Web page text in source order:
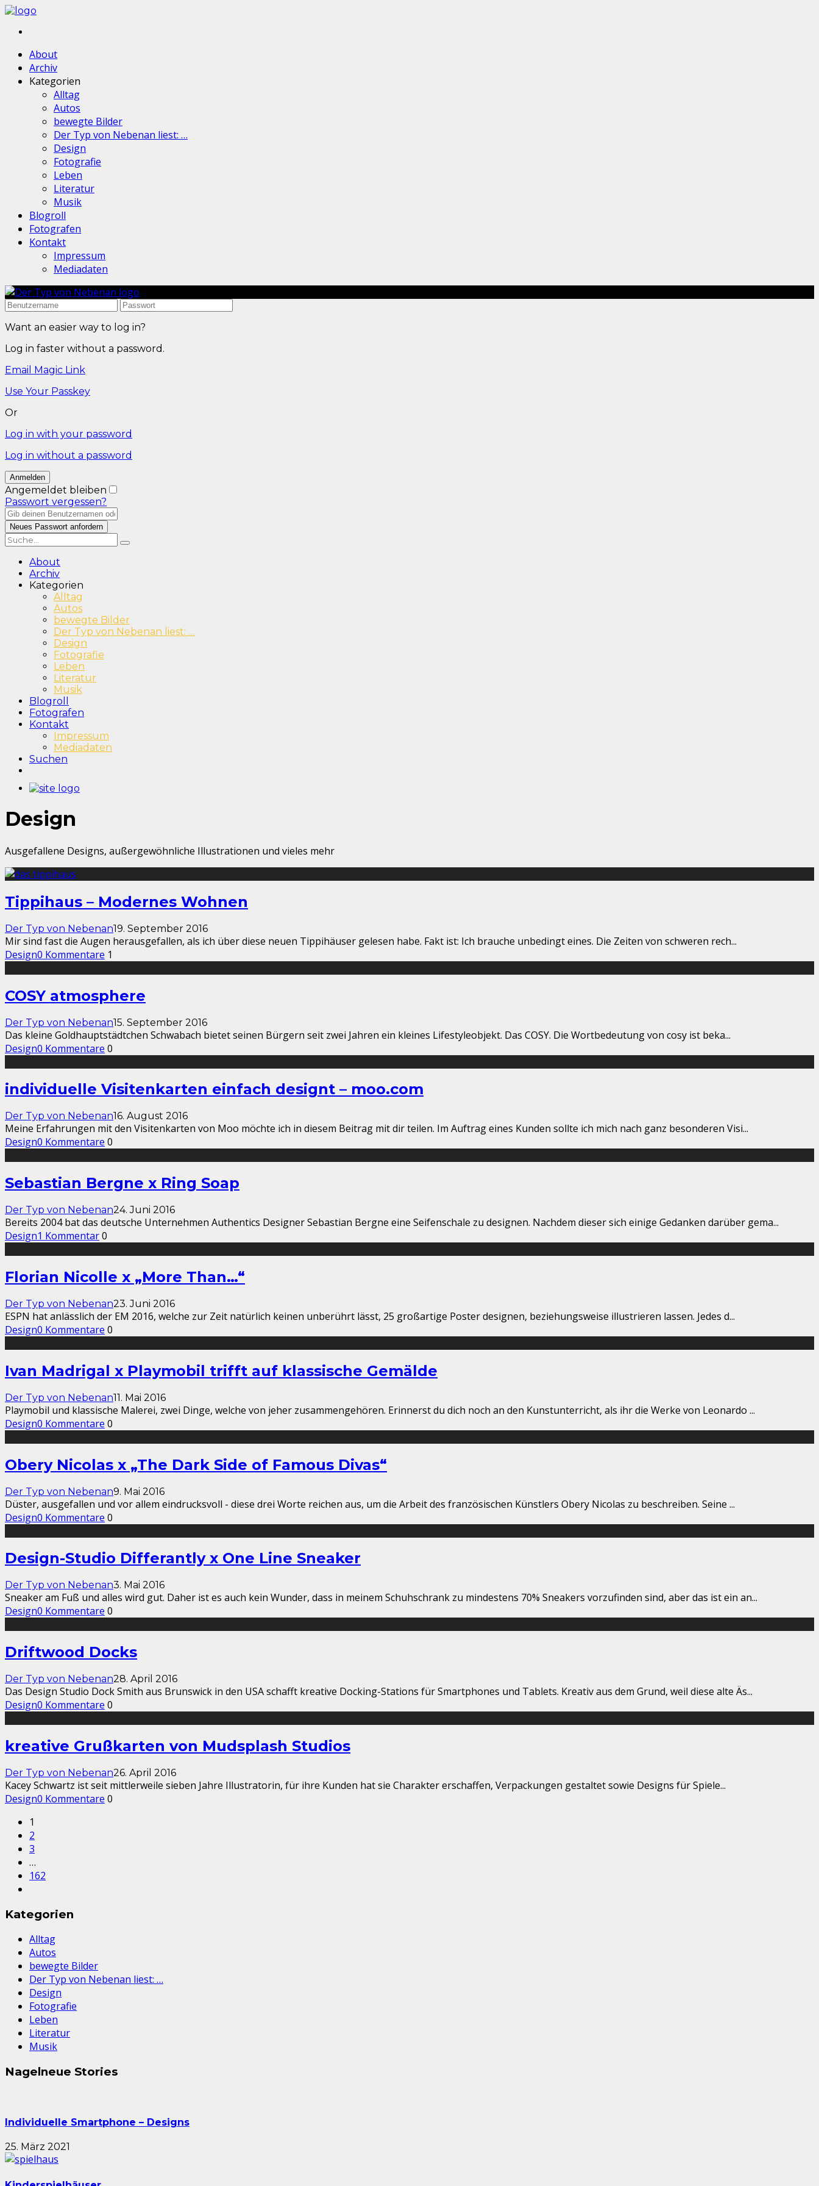
About
Archiv
Kategorien
Alltag
Autos
bewegte Bilder
Der Typ von Nebenan liest: …
Design
Fotografie
Leben
Literatur
Musik
Blogroll
Fotografen
Kontakt
Impressum
Mediadaten
Want an easier way to log in?
Log in faster without a password.
Email Magic Link
Use Your Passkey
Or
Log in with your password
Log in without a password
Angemeldet bleiben
Passwort vergessen?
About
Archiv
Kategorien
Alltag
Autos
bewegte Bilder
Der Typ von Nebenan liest: …
Design
Fotografie
Leben
Literatur
Musik
Blogroll
Fotografen
Kontakt
Impressum
Mediadaten
Suchen
Design
Ausgefallene Designs, außergewöhnliche Illustrationen und vieles mehr
Tippihaus – Modernes Wohnen
Der Typ von Nebenan19. September 2016
Mir sind fast die Augen herausgefallen, als ich über diese neuen Tippihäuser gelesen habe. Fakt ist: Ich brauche unbedingt eines. Die Zeiten von schweren rech...
Design0 Kommentare 1
COSY atmosphere
Der Typ von Nebenan15. September 2016
Das kleine Goldhauptstädtchen Schwabach bietet seinen Bürgern seit zwei Jahren ein kleines Lifestyleobjekt. Das COSY. Die Wortbedeutung von cosy ist beka...
Design0 Kommentare 0
individuelle Visitenkarten einfach designt – moo.com
Der Typ von Nebenan16. August 2016
Meine Erfahrungen mit den Visitenkarten von Moo möchte ich in diesem Beitrag mit dir teilen. Im Auftrag eines Kunden sollte ich mich nach ganz besonderen Visi...
Design0 Kommentare 0
Sebastian Bergne x Ring Soap
Der Typ von Nebenan24. Juni 2016
Bereits 2004 bat das deutsche Unternehmen Authentics Designer Sebastian Bergne eine Seifenschale zu designen. Nachdem dieser sich einige Gedanken darüber gema...
Design1 Kommentar0
Florian Nicolle x „More Than…“
Der Typ von Nebenan23. Juni 2016
ESPN hat anlässlich der EM 2016, welche zur Zeit natürlich keinen unberührt lässt, 25 großartige Poster designen, beziehungsweise illustrieren lassen. Jedes d...
Design0 Kommentare 0
Ivan Madrigal x Playmobil trifft auf klassische Gemälde
Der Typ von Nebenan11. Mai 2016
Playmobil und klassische Malerei, zwei Dinge, welche von jeher zusammengehören. Erinnerst du dich noch an den Kunstunterricht, als ihr die Werke von Leonardo ...
Design0 Kommentare 0
Obery Nicolas x „The Dark Side of Famous Divas“
Der Typ von Nebenan9. Mai 2016
Düster, ausgefallen und vor allem eindrucksvoll - diese drei Worte reichen aus, um die Arbeit des französischen Künstlers Obery Nicolas zu beschreiben. Seine ...
Design0 Kommentare 0
Design-Studio Differantly x One Line Sneaker
Der Typ von Nebenan3. Mai 2016
Sneaker am Fuß und alles wird gut. Daher ist es auch kein Wunder, dass in meinem Schuhschrank zu mindestens 70% Sneakers vorzufinden sind, aber das ist ein an...
Design0 Kommentare 0
Driftwood Docks
Der Typ von Nebenan28. April 2016
Das Design Studio Dock Smith aus Brunswick in den USA schafft kreative Docking-Stations für Smartphones und Tablets. Kreativ aus dem Grund, weil diese alte Äs...
Design0 Kommentare 0
kreative Grußkarten von Mudsplash Studios
Der Typ von Nebenan26. April 2016
Kacey Schwartz ist seit mittlerweile sieben Jahre Illustratorin, für ihre Kunden hat sie Charakter erschaffen, Verpackungen gestaltet sowie Designs für Spiele...
Design0 Kommentare 0
1
2
3
…
162
Kategorien
Alltag
Autos
bewegte Bilder
Der Typ von Nebenan liest: …
Design
Fotografie
Leben
Literatur
Musik
Nagelneue Stories
Individuelle Smartphone – Designs
25. März 2021